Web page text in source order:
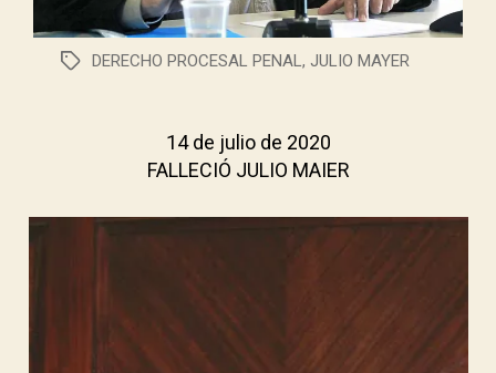
DERECHO PROCESAL PENAL, JULIO MAYER
14 de julio de 2020
FALLECIÓ JULIO MAIER